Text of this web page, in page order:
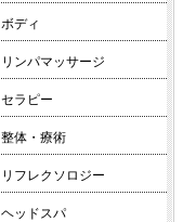
ボディ
リンパマッサージ
セラピー
整体・療術
リフレクソロジー
ヘッドスパ